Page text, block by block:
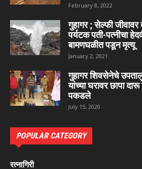
February 8, 2022
गुहागर ; सेल्फी
पर्यटक पती-पत्नीचा
बामणघळीत पडून मृत्यू
January 2, 2021
गुहागर शिवसेनेचे
यांच्या घरावर छापा
पकडले
July 15, 2020
POPULAR CATEGORY
रत्नागिरी